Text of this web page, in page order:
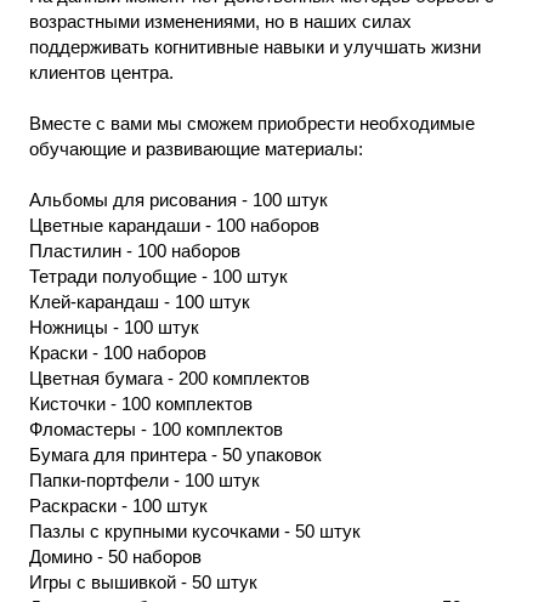
возрастными изменениями, но в наших силах
поддерживать когнитивные навыки и улучшать жизни
клиентов центра.
Вместе с вами мы сможем приобрести необходимые
обучающие и развивающие материалы:
Альбомы для рисования - 100 штук
Цветные карандаши - 100 наборов
Пластилин - 100 наборов
Тетради полуобщие - 100 штук
Клей-карандаш - 100 штук
Ножницы - 100 штук
Краски - 100 наборов
Цветная бумага - 200 комплектов
Кисточки - 100 комплектов
Фломастеры - 100 комплектов
Бумага для принтера - 50 упаковок
Папки-портфели - 100 штук
Раскраски - 100 штук
Пазлы с крупными кусочками - 50 штук
Домино - 50 наборов
Игры с вышивкой - 50 штук